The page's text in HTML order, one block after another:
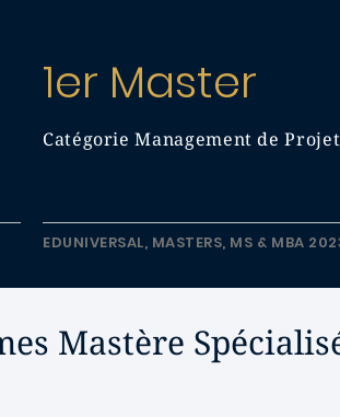
1er Master
Catégorie Management de
EDUNIVERSAL, MASTERS, MS & MBA
Mastère